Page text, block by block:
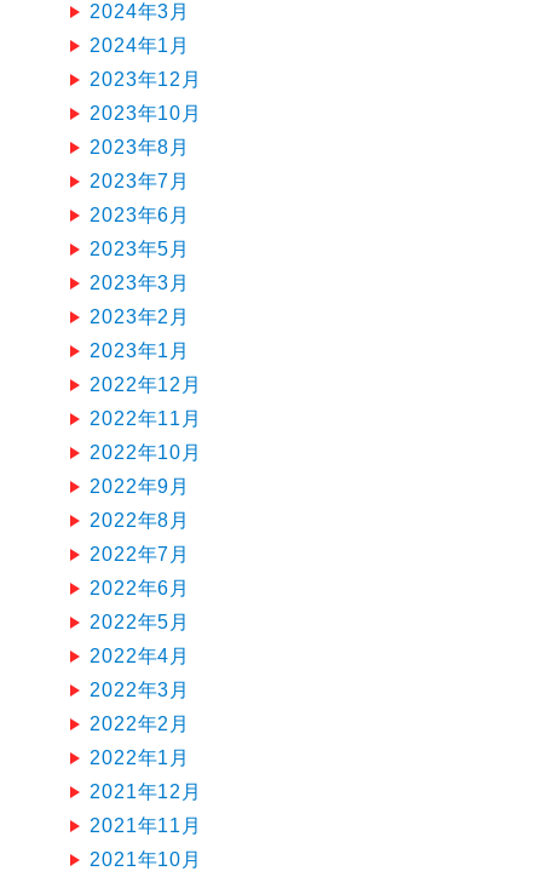
2024年3月
2024年1月
2023年12月
2023年10月
2023年8月
2023年7月
2023年6月
2023年5月
2023年3月
2023年2月
2023年1月
2022年12月
2022年11月
2022年10月
2022年9月
2022年8月
2022年7月
2022年6月
2022年5月
2022年4月
2022年3月
2022年2月
2022年1月
2021年12月
2021年11月
2021年10月